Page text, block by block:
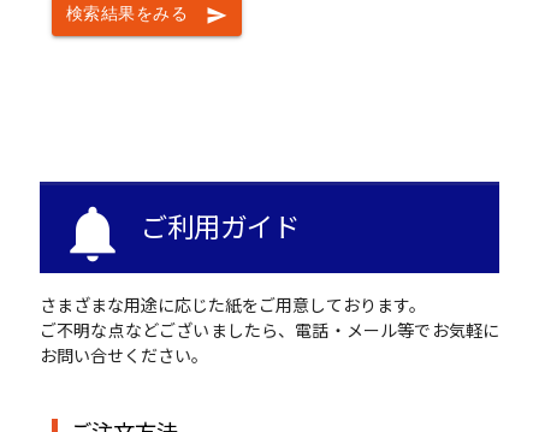
send
検索結果をみる
notifications ご利用ガイド
さまざまな用途に応じた紙をご用意しております。
ご不明な点などございましたら、電話・メール等でお気軽に
お問い合せください。